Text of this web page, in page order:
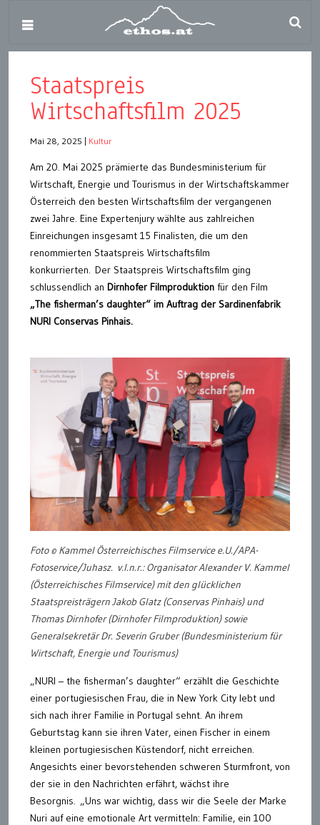
Staatspreis
Wirtschaftsfilm 2025
Mai 28, 2025 Kultur
Am 20. Mai 2025 prämierte das Bundesministerium für
Wirtschaft, Energie und Tourismus in der Wirtschaftskammer
Österreich den besten Wirtschaftsfilm der vergangenen
zwei Jahre. Eine Expertenjury wählte aus zahlreichen
Einreichungen insgesamt 15 Finalisten, die um den
renommierten Staatspreis Wirtschaftsfilm
konkurrierten. Der Staatspreis Wirtschaftsfilm ging
schlussendlich an Dirnhofer Filmproduktion für den Film
„The fisherman’s daughter“ im Auftrag der Sardinenfabrik
NURI Conservas Pinhais.
Foto © Kammel Österreichisches Filmservice e.U./APA-
Fotoservice/Juhasz. v.l.n.r.: Organisator Alexander V. Kammel
(Österreichisches Filmservice) mit den glücklichen
Staatspreisträgern Jakob Glatz (Conservas Pinhais) und
Thomas Dirnhofer (Dirnhofer Filmproduktion) sowie
Generalsekretär Dr. Severin Gruber (Bundesministerium für
Wirtschaft, Energie und Tourismus)
„NURI – the fisherman’s daughter“ erzählt die Geschichte
einer portugiesischen Frau, die in New York City lebt und
sich nach ihrer Familie in Portugal sehnt. An ihrem
Geburtstag kann sie ihren Vater, einen Fischer in einem
kleinen portugiesischen Küstendorf, nicht erreichen.
Angesichts einer bevorstehenden schweren Sturmfront, von
der sie in den Nachrichten erfährt, wächst ihre
Besorgnis. „Uns war wichtig, dass wir die Seele der Marke
Nuri auf eine emotionale Art vermitteln: Familie, ein 100